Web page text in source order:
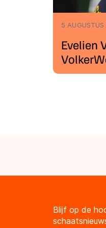
5
Evelien
Blijf op de